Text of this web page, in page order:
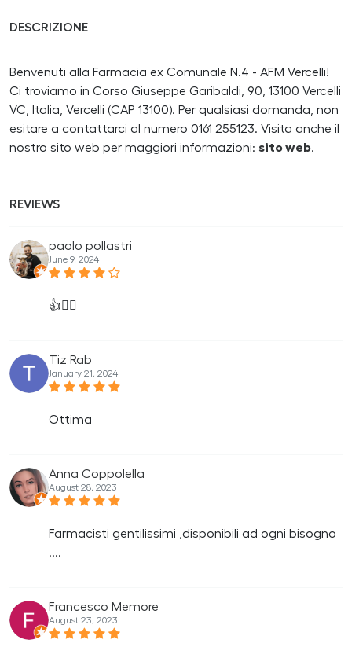
DESCRIZIONE
Benvenuti alla Farmacia ex Comunale N.4 - AFM Vercelli!
Ci troviamo in Corso Giuseppe Garibaldi, 90, 13100 Vercelli
VC, Italia, Vercelli (CAP 13100). Per qualsiasi domanda, non
esitare a contattarci al numero 0161 255123. Visita anche il
nostro sito web per maggiori informazioni: sito web.
REVIEWS
paolo pollastri
June 9, 2024
👍👍🏻
Tiz Rab
January 21, 2024
Ottima
Anna Coppolella
August 28, 2023
Farmacisti gentilissimi ,disponibili ad ogni bisogno
....
Francesco Memore
August 23, 2023